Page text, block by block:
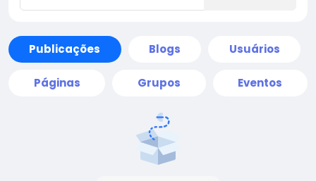
Publicações Blogs Usuários
Páginas Grupos Eventos